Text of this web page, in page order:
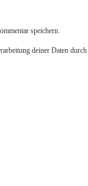
speichern.
deiner Daten durch